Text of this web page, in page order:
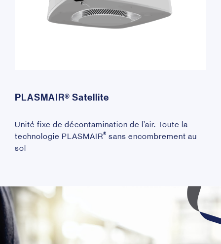
PLASMAIR® Satellite
Unité fixe de décontamination de l’air. Toute la
technologie PLASMAIR® sans encombrement au
sol